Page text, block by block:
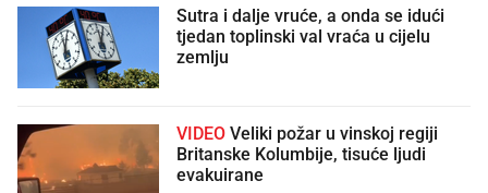
Sutra i dalje vruće, a onda se idući
tjedan toplinski val vraća u cijelu
zemlju
VIDEO
Britanske Kolumbije, tisuće ljudi
evakuirane